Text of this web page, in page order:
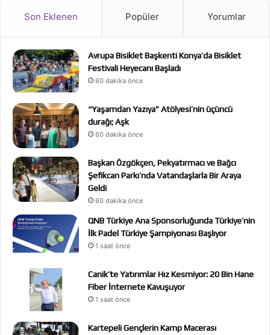
Son Eklenen Popüler Yorumlar
Avrupa Bisiklet Başkenti Konya’da Bisiklet
Festivali Heyecanı Başladı
60 dakika önce
“Yaşamdan Yazıya” Atölyesi’nin üçüncü
durağı; Aşk
60 dakika önce
Başkan Özgökçen, Pekyatırmacı ve Bağcı
Şefikcan Parkı’nda Vatandaşlarla Bir Araya
Geldi
60 dakika önce
QNB Türkiye Ana Sponsorluğunda Türkiye’nin
İlk Padel Türkiye Şampiyonası Başlıyor
1 saat önce
Canik’te Yatırımlar Hız Kesmiyor: 20 Bin Hane
Fiber İnternete Kavuşuyor
1 saat önce
Kartepeli Gençlerin Kamp Macerası